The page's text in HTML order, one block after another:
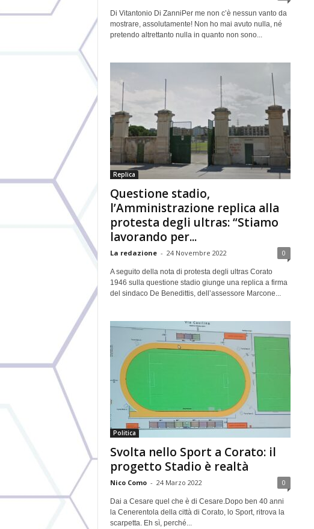
Di Vitantonio Di ZanniPer me non c’è nessun vanto da
mostrare, assolutamente! Non ho mai avuto nulla, né
pretendo altrettanto nulla in quanto non sono...
Replica
Questione stadio,
l’Amministrazione replica alla
protesta degli ultras: “Stiamo
lavorando per...
La redazione - 24 Novembre 2022 0
A seguito della nota di protesta degli ultras Corato
1946 sulla questione stadio giunge una replica a firma
del sindaco De Benedittis, dell’assessore Marcone...
Politica
Svolta nello Sport a Corato: il
progetto Stadio è realtà
Nico Como - 24 Marzo 2022 0
Dai a Cesare quel che è di Cesare.Dopo ben 40 anni
la Cenerentola della città di Corato, lo Sport, ritrova la
scarpetta. Eh sì, perché...